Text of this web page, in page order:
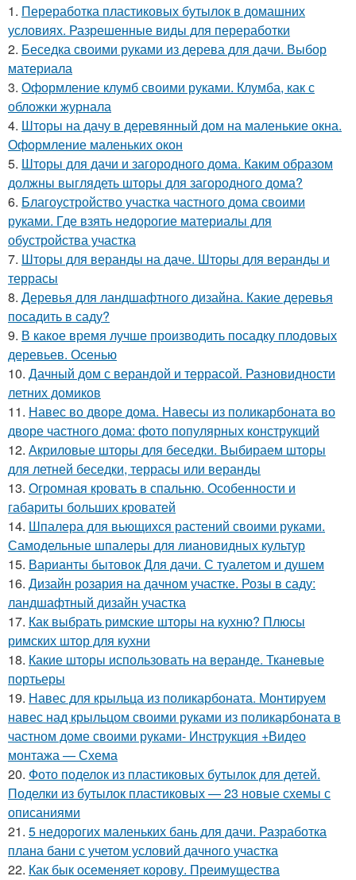
1. Переработка пластиковых бутылок в домашних
условиях. Разрешенные виды для переработки
2. Беседка своими руками из дерева для дачи. Выбор
материала
3. Оформление клумб своими руками. Клумба, как с
обложки журнала
4. Шторы на дачу в деревянный дом на маленькие окна.
Оформление маленьких окон
5. Шторы для дачи и загородного дома. Каким образом
должны выглядеть шторы для загородного дома?
6. Благоустройство участка частного дома своими
руками. Где взять недорогие материалы для
обустройства участка
7. Шторы для веранды на даче. Шторы для веранды и
террасы
8. Деревья для ландшафтного дизайна. Какие деревья
посадить в саду?
9. В какое время лучше производить посадку плодовых
деревьев. Осенью
10. Дачный дом с верандой и террасой. Разновидности
летних домиков
11. Навес во дворе дома. Навесы из поликарбоната во
дворе частного дома: фото популярных конструкций
12. Акриловые шторы для беседки. Выбираем шторы
для летней беседки, террасы или веранды
13. Огромная кровать в спальню. Особенности и
габариты больших кроватей
14. Шпалера для вьющихся растений своими руками.
Самодельные шпалеры для лиановидных культур
15. Варианты бытовок Для дачи. С туалетом и душем
16. Дизайн розария на дачном участке. Розы в саду:
ландшафтный дизайн участка
17. Как выбрать римские шторы на кухню? Плюсы
римских штор для кухни
18. Какие шторы использовать на веранде. Тканевые
портьеры
19. Навес для крыльца из поликарбоната. Монтируем
навес над крыльцом своими руками из поликарбоната в
частном доме своими руками- Инструкция +Видео
монтажа — Схема
20. Фото поделок из пластиковых бутылок для детей.
Поделки из бутылок пластиковых — 23 новые схемы с
описаниями
21. 5 недорогих маленьких бань для дачи. Разработка
плана бани с учетом условий дачного участка
22. Как бык осеменяет корову. Преимущества